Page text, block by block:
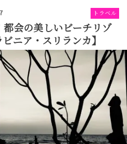
トラベル
都会の美しいビーチリゾ
ニア・スリランカ】